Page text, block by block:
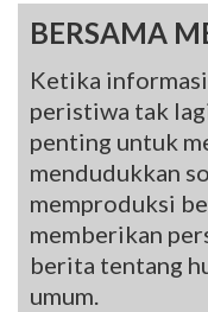
BERSAMA
Ketika
peristiwa tak
penting untuk
mendudukkan
memproduksi
memberikan
berita tentang
umum.